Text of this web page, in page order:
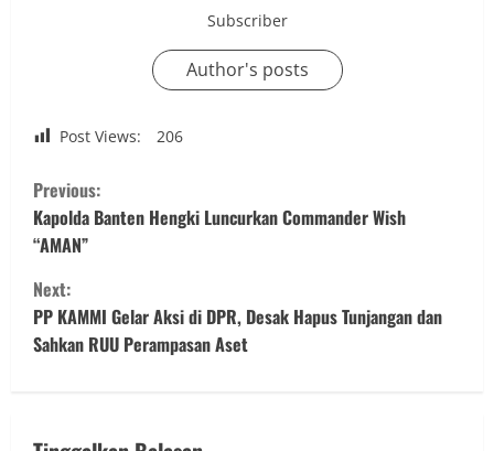
Subscriber
Author's posts
Post Views: 206
C
o
n
t
i
Previous:
Kapolda Banten Hengki Luncurkan Commander Wish
“AMAN”
Next:
PP KAMMI Gelar Aksi di DPR, Desak Hapus Tunjangan dan
Sahkan RUU Perampasan Aset